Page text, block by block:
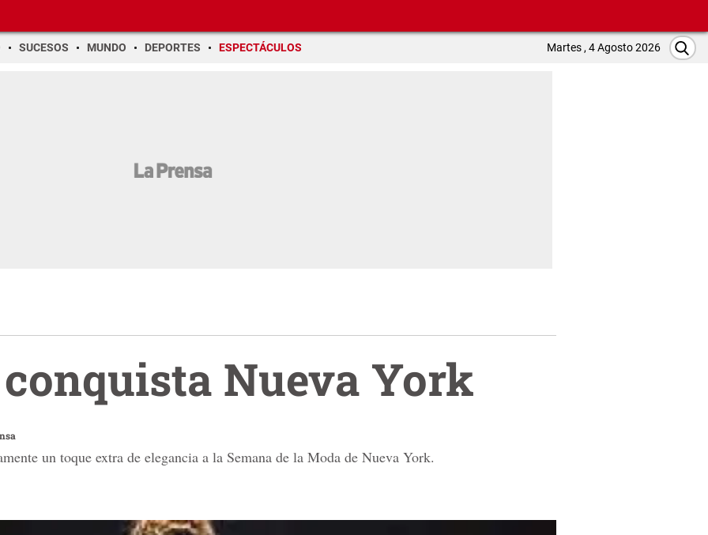
SUCESOS MUNDO DEPORTES ESPECTÁCULOS Martes , 4 Agosto 2026
Nueva York
un toque extra de elegancia a la Semana de la Moda de Nueva York.